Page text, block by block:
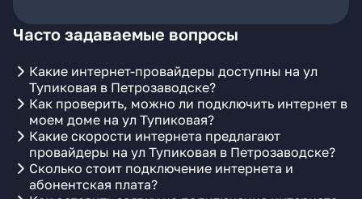
Часто задаваемые вопросы
Какие интернет-провайдеры доступны на ул
Тупиковая в Петрозаводске?
Как проверить, можно ли подключить интернет в
моем доме на ул Тупиковая?
Какие скорости интернета предлагают
провайдеры на ул Тупиковая в Петрозаводске?
Сколько стоит подключение интернета и
абонентская плата?